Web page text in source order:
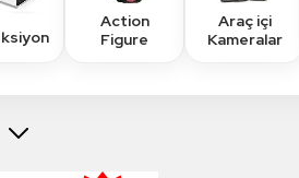
Action
Figure
Araç içi
Kameralar